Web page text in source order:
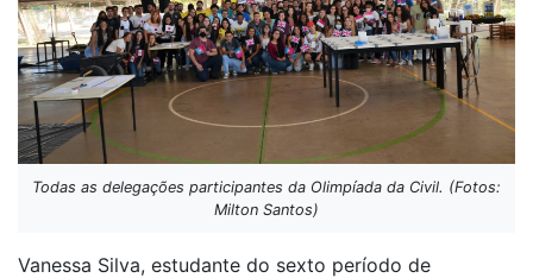
Todas as delegações participantes da Olimpíada da Civil. (Fotos:
Milton Santos)
Vanessa Silva, estudante do sexto período de